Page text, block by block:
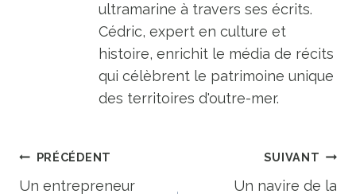
ultramarine à travers ses écrits.
Cédric, expert en culture et
histoire, enrichit le média de récits
qui célèbrent le patrimoine unique
des territoires d'outre-mer.
Navigation
PRÉCÉDENT
Un entrepreneur
SUIVANT
Un navire de la